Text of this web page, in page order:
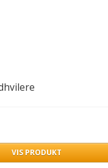
VIS PRODUKT